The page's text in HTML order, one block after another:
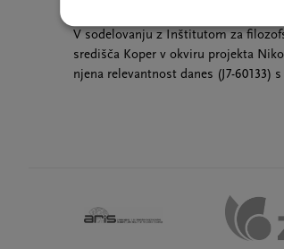
V sodelovanju z Inštitutom za
središča Koper v okviru projekta
njena relevantnost danes (J7-60133)